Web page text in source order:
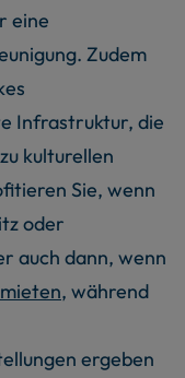
eine
Zudem
Infrastruktur, die
kulturellen
Sie, wenn
oder
auch dann, wenn
, während
ergeben